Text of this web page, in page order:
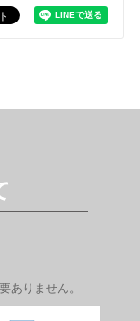
ありません。